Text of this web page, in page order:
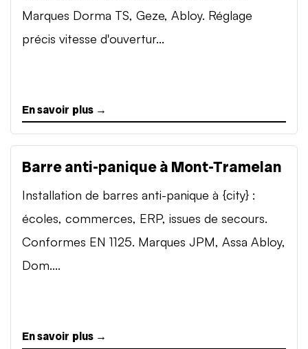
Marques Dorma TS, Geze, Abloy. Réglage
précis vitesse d'ouvertur...
En savoir plus →
Barre anti-panique à Mont-Tramelan
Installation de barres anti-panique à {city} :
écoles, commerces, ERP, issues de secours.
Conformes EN 1125. Marques JPM, Assa Abloy,
Dom....
En savoir plus →